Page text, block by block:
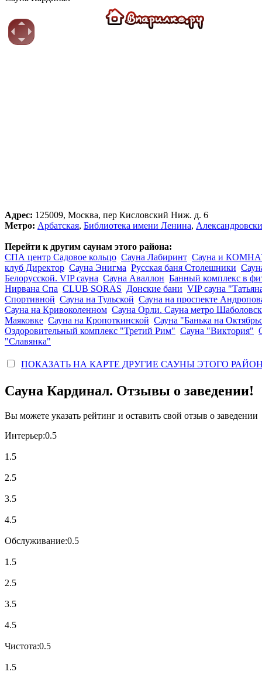
Адрес: 125009, Москва, пер Кисловский Ниж. д. 6
Метро: Арбатская, Библиотека имени Ленина,
Перейти к другим саунам этого района:
СПА центр Садовое кольцо Сауна Лабиринт Сауна и
клуб Директор Сауна Энигма Русская баня Столешники
Белорусской. VIP сауна Сауна Аваллон Банный комплекс в
Нирвана Спа CLUB SORAS Донские бани VIP сауна
Спортивной Сауна на Тульской Сауна на проспекте
Сауна на Кривоколенном Сауна Орли. Сауна метро
Маяковке Сауна на Кропоткинской Сауна "Банька на
Оздоровительный комплекс "Третий Рим" Сауна "Виктория"
"Славянка"
ПОКАЗАТЬ НА КАРТЕ ДРУГИЕ САУНЫ ЭТОГО
Сауна Кардинал. Отзывы о заведении!
Вы можете указать рейтинг и оставить свой отзыв о заведении
Интерьер:0.5
1.5
2.5
3.5
4.5
Обслуживание:0.5
1.5
2.5
3.5
4.5
Чистота:0.5
1.5